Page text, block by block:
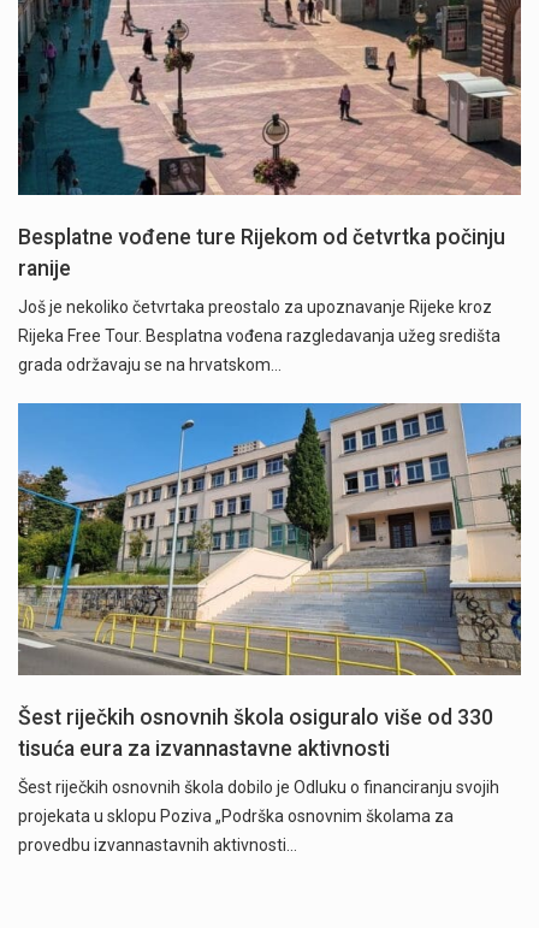
Besplatne vođene ture Rijekom od četvrtka počinju
ranije
Još je nekoliko četvrtaka preostalo za upoznavanje Rijeke kroz
Rijeka Free Tour. Besplatna vođena razgledavanja užeg središta
grada održavaju se na hrvatskom…
Šest riječkih osnovnih škola osiguralo više od 330
tisuća eura za izvannastavne aktivnosti
Šest riječkih osnovnih škola dobilo je Odluku o financiranju svojih
projekata u sklopu Poziva „Podrška osnovnim školama za
provedbu izvannastavnih aktivnosti…